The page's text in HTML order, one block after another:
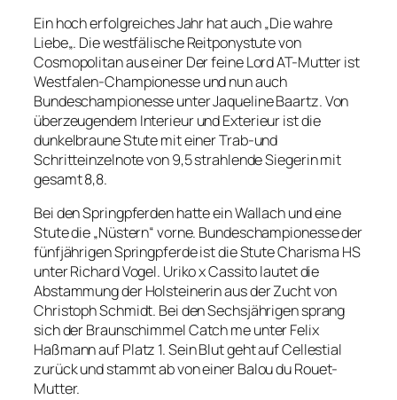
Ein hoch erfolgreiches Jahr hat auch „Die wahre
Liebe„. Die westfälische Reitponystute von
Cosmopolitan aus einer Der feine Lord AT-Mutter ist
Westfalen-Championesse und nun auch
Bundeschampionesse unter Jaqueline Baartz. Von
überzeugendem Interieur und Exterieur ist die
dunkelbraune Stute mit einer Trab-und
Schritteinzelnote von 9,5 strahlende Siegerin mit
gesamt 8,8.
Bei den Springpferden hatte ein Wallach und eine
Stute die „Nüstern“ vorne. Bundeschampionesse der
fünfjährigen Springpferde ist die Stute Charisma HS
unter Richard Vogel. Uriko x Cassito lautet die
Abstammung der Holsteinerin aus der Zucht von
Christoph Schmidt. Bei den Sechsjährigen sprang
sich der BraunschimmelCatch meunter Felix
Haßmann auf Platz 1. Sein Blut geht auf Cellestial
zurück und stammt ab von einer Balou du Rouet-
Mutter.